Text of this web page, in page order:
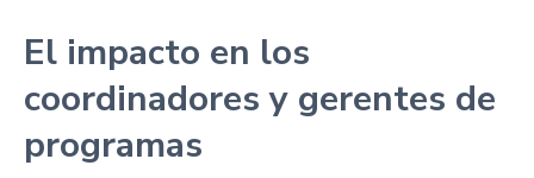
El impacto en los
coordinadores y gerentes de
programas